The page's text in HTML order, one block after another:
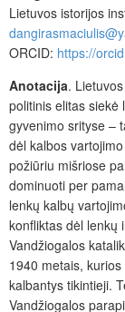
Lietuvos istorijos
ORCID: https://
Anotacija.
politinis elitas siekė
gyvenimo srityse –
dėl kalbos
požiūriu mišriose
dominuoti per
lenkų kalbų
konfliktas dėl lenkų
Vandžiogalos
1940 metais,
kalbantys tikintieji.
Vandžiogalos